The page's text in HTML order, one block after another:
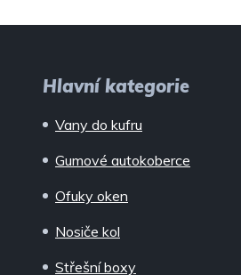
Hlavní kategorie
Vany do kufru
Gumové autokoberce
Ofuky oken
Nosiče kol
Střešní boxy